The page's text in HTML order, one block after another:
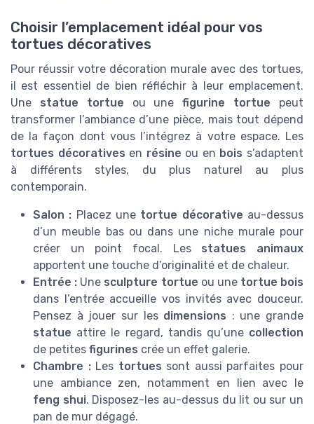
Choisir l’emplacement idéal pour vos
tortues décoratives
Pour réussir votre décoration murale avec des tortues,
il est essentiel de bien réfléchir à leur emplacement.
Une statue tortue ou unefigurine tortue peut
transformer l’ambiance d’une pièce, mais tout dépend
de la façon dont vous l’intégrez à votre espace. Les
tortues décoratives en résine ou en bois s’adaptent
à différents styles, du plus naturel au plus
contemporain.
Salon : Placez une tortue décorative au-dessus
d’un meuble bas ou dans une niche murale pour
créer un point focal. Les statues animaux
apportent une touche d’originalité et de chaleur.
Entrée : Une sculpture tortue ou une tortue bois
dans l’entrée accueille vos invités avec douceur.
Pensez à jouer sur les dimensions : une grande
statue attire le regard, tandis qu’une collection
de petites figurines crée un effet galerie.
Chambre :Les tortues sont aussi parfaites pour
une ambiance zen, notamment en lien avec le
feng shui. Disposez-les au-dessus du lit ou sur un
pan de mur dégagé.